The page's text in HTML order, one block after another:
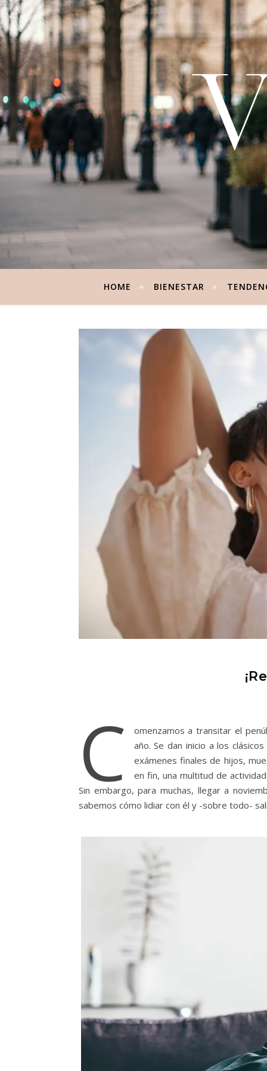
HOME BIENESTAR
C
omenzamos a transitar el
año. Se dan inicio a los
exámenes finales de hijos,
en fin, una multitud de
Sin embargo, para muchas, llegar a
sabemos cómo lidiar con él y -sobre todo-